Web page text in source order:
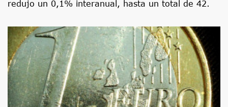
redujo un 0,1% interanual, hasta un total de 42.